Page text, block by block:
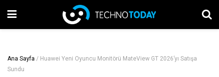
Ana Sayfa / Huawei Yeni Oyuncu Monitörü MateView GT 2026’yı Satışa
Sundu